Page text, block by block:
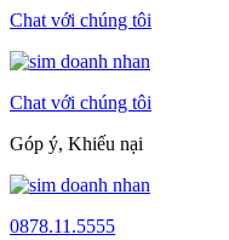
Chat với chúng tôi
Chat với chúng tôi
Góp ý, Khiếu nại
0878.11.5555